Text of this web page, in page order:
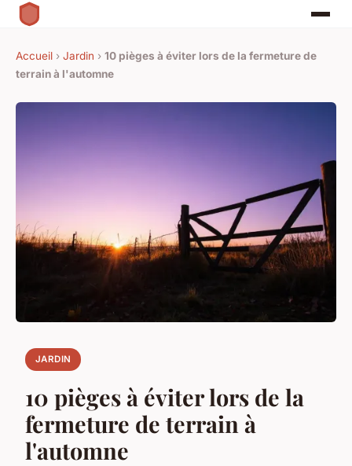
Accueil › Jardin › 10 pièges à éviter lors de la fermeture de
terrain à l'automne
JARDIN
10 pièges à éviter lors de la
fermeture de terrain à
l'automne